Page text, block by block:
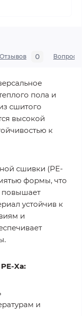
Отзывов 0 Вопросы
пола и
сшитого
высокой
к
сшивки (PE-
формы, что
повышает
устойчив к
и
Xa:
и